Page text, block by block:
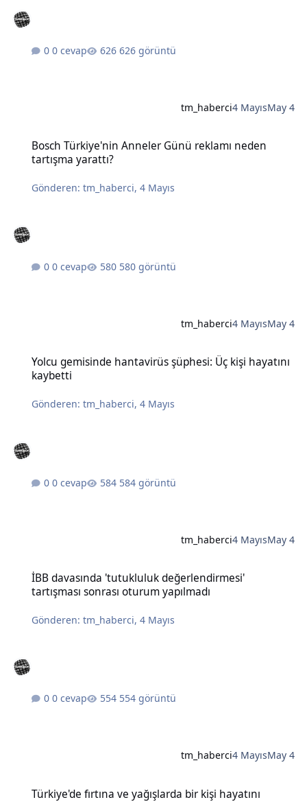
0 cevap 626 görüntü
tm_haberci4 MayısMay 4
Bosch Türkiye'nin Anneler Günü reklamı neden
tartışma yarattı?
Gönderen:tm_haberci,4 Mayıs
0 cevap 580 görüntü
tm_haberci4 MayısMay 4
Yolcu gemisinde hantavirüs şüphesi: Üç kişi hayatını
kaybetti
Gönderen:tm_haberci,4 Mayıs
0 cevap 584 görüntü
tm_haberci4 MayısMay 4
İBB davasında 'tutukluluk değerlendirmesi'
tartışması sonrası oturum yapılmadı
Gönderen:tm_haberci,4 Mayıs
0 cevap 554 görüntü
tm_haberci4 MayısMay 4
Türkiye'de fırtına ve yağışlarda bir kişi hayatını